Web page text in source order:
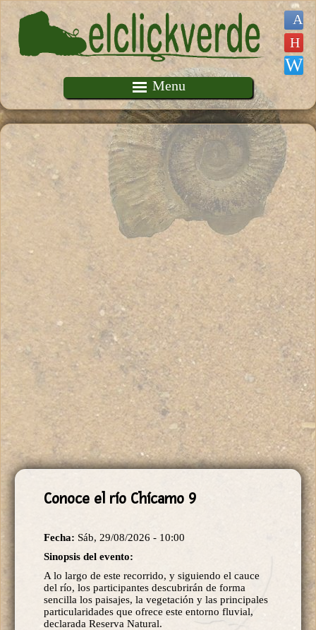
Pasar al contenido principal
Menu
Conoce el río Chícamo 9
Fecha: Sáb, 29/08/2026 - 10:00
Sinopsis del evento:
A lo largo de este recorrido, y siguiendo el cauce
del río, los participantes descubrirán de forma
sencilla los paisajes, la vegetación y las principales
particularidades que ofrece este entorno fluvial,
declarada Reserva Natural.